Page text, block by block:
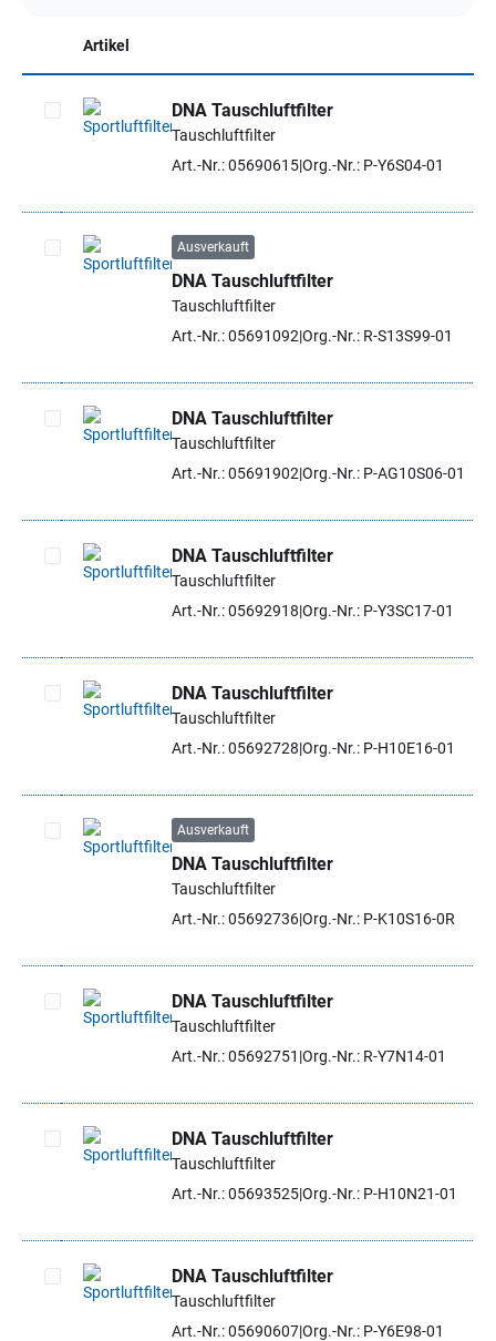
Artikel
Artikel auswählen
DNA Tauschluftfilter
Tauschluftfilter
Art.-Nr.: 05690615Org.-Nr.: P-Y6S04-01
Artikel auswählen
Ausverkauft
DNA Tauschluftfilter
Tauschluftfilter
Art.-Nr.: 05691092 Org.-Nr.: R-S13S99-01
Artikel auswählen
DNA Tauschluftfilter
Tauschluftfilter
Art.-Nr.: 05691902 Org.-Nr.: P-AG10S06-01
Artikel auswählen
DNA Tauschluftfilter
Tauschluftfilter
Art.-Nr.: 05692918 Org.-Nr.: P-Y3SC17-01
Artikel auswählen
DNA Tauschluftfilter
Tauschluftfilter
Art.-Nr.: 05692728 Org.-Nr.: P-H10E16-01
Artikel auswählen
Ausverkauft
DNA Tauschluftfilter
Tauschluftfilter
Art.-Nr.: 05692736Org.-Nr.: P-K10S16-0R
Artikel auswählen
DNA Tauschluftfilter
Tauschluftfilter
Art.-Nr.: 05692751 Org.-Nr.: R-Y7N14-01
Artikel auswählen
DNA Tauschluftfilter
Tauschluftfilter
Art.-Nr.: 05693525Org.-Nr.: P-H10N21-01
Artikel auswählen
DNA Tauschluftfilter
Tauschluftfilter
Art.-Nr.: 05690607Org.-Nr.: P-Y6E98-01